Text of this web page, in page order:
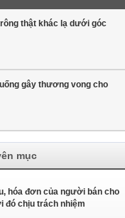
thật khác lạ dưới góc
gây thương vong cho
mục
hóa đơn của người bán cho
đó chịu trách nhiệm